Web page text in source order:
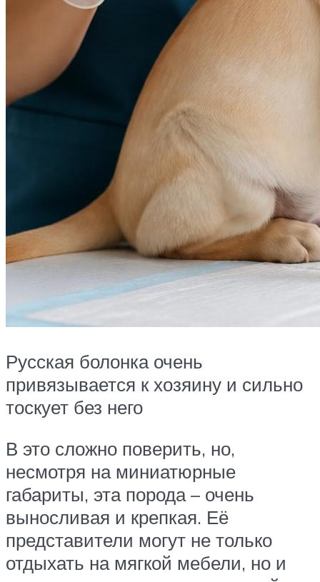
Русская болонка очень
привязывается к хозяину и сильно
тоскует без него
В это сложно поверить, но,
несмотря на миниатюрные
габариты, эта порода – очень
выносливая и крепкая. Её
представители могут не только
отдыхать на мягкой мебели, но и